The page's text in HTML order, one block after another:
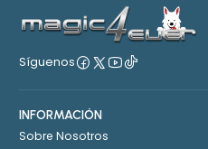
Síguenos
INFORMACIÓN
Sobre Nosotros